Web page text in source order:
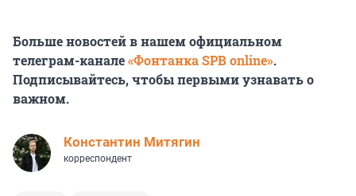
Больше новостей в нашем официальном
телеграм-канале«Фонтанка SPB online».
Подписывайтесь, чтобы первыми узнавать о
важном.
Константин Митягин
корреспондент